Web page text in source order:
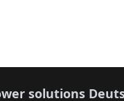
solutions